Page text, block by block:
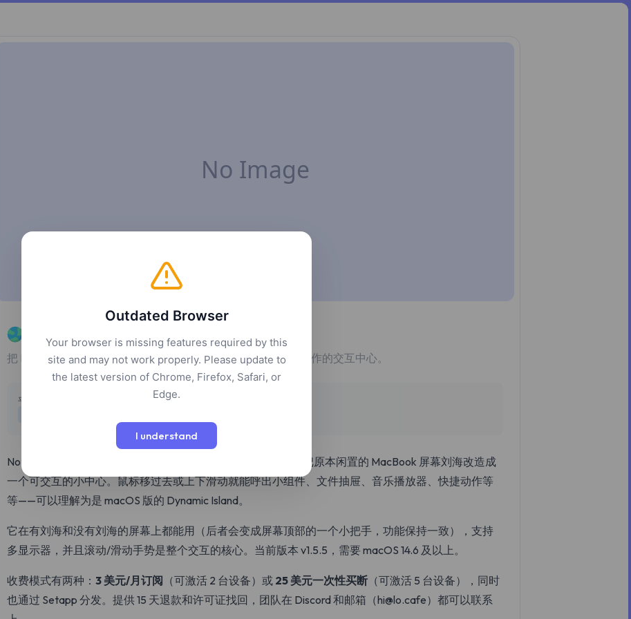
NotchNook
把 MacBook 刘海变成放小组件、文件抽屉、音乐控制和快捷动作的交互中心。
平台
NotchNook 是独立工作室
出品的一款 macOS 工具，把原本闲置的 MacBook 屏幕刘海改造成
一个可交互的小中心。鼠标移过去或上下滑动就能呼出小组件、文件抽屉、音乐播放器、快捷动作等
等——可以理解为是 macOS 版的 Dynamic Island。
它在有刘海和没有刘海的屏幕上都能用（后者会变成屏幕顶部的一个小把手，功能保持一致），支持
多显示器，并且滚动/滑动手势是整个交互的核心。当前版本 v1.5.5，需要 macOS 14.6 及以上。
收费模式有两种： 3 美元/月订阅 （可激活 2 台设备）或 25 美元一次性买断 （可激活 5 台设备），同时
也通过 Setapp 分发。提供 15 天退款和许可证找回，团队在 Discord 和邮箱（hi@lo.cafe）都可以联系
Outdated Browser
Your browser is missing features required by this
site and may not work properly. Please update to
the latest version of Chrome, Firefox, Safari, or
Edge.
I understand